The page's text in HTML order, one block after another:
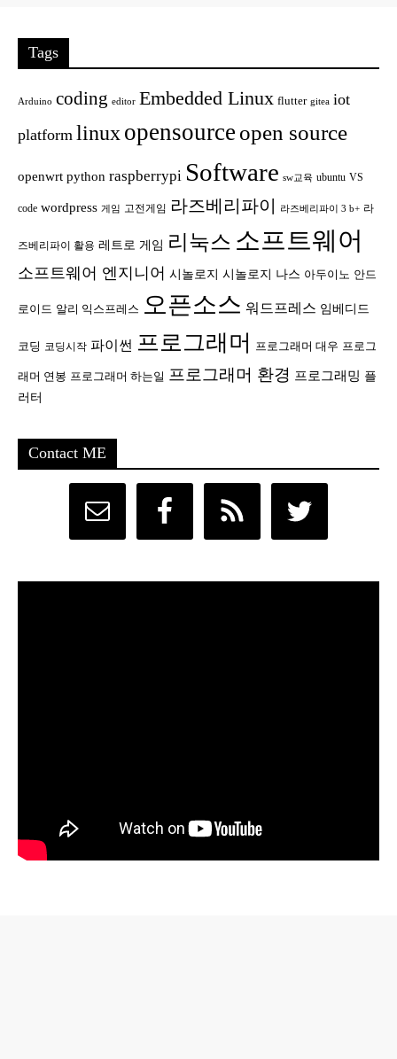
Tags
Arduino coding editor Embedded Linux flutter gitea iot
platform linux opensource open source
openwrt python raspberrypi Software sw교육 ubuntu VS
code wordpress 게임 고전게임 라즈베리파이 라즈베리파이 3 b+ 라
즈베리파이 활용 레트로 게임 리눅스 소프트웨어
소프트웨어 엔지니어 시놀로지 시놀로지 나스 아두이노 안드
로이드 알리 익스프레스 오픈소스 워드프레스 임베디드
코딩 코딩시작 파이썬 프로그래머 프로그래머 대우 프로그
래머 연봉 프로그래머 하는일 프로그래머 환경 프로그래밍 플
러터
Contact ME